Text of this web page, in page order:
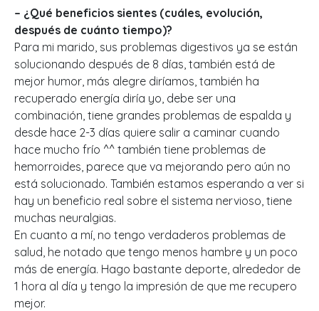
– ¿Qué beneficios sientes (cuáles, evolución,
después de cuánto tiempo)?
Para mi marido, sus problemas digestivos ya se están
solucionando después de 8 días, también está de
mejor humor, más alegre diríamos, también ha
recuperado energía diría yo, debe ser una
combinación, tiene grandes problemas de espalda y
desde hace 2-3 días quiere salir a caminar cuando
hace mucho frío ^^ también tiene problemas de
hemorroides, parece que va mejorando pero aún no
está solucionado. También estamos esperando a ver si
hay un beneficio real sobre el sistema nervioso, tiene
muchas neuralgias.
En cuanto a mí, no tengo verdaderos problemas de
salud, he notado que tengo menos hambre y un poco
más de energía. Hago bastante deporte, alrededor de
1 hora al día y tengo la impresión de que me recupero
mejor.